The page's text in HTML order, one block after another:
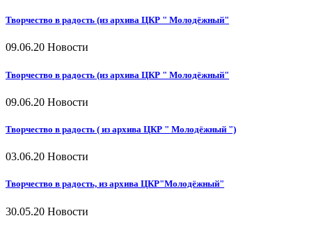
Творчество в радость (из архива ЦКР " Молодёжный"
09.06.20 Новости
Творчество в радость (из архива ЦКР " Молодёжный"
09.06.20 Новости
Творчество в радость ( из архива ЦКР " Молодёжный ")
03.06.20 Новости
Творчество в радость, из архива ЦКР"Молодёжный"
30.05.20 Новости